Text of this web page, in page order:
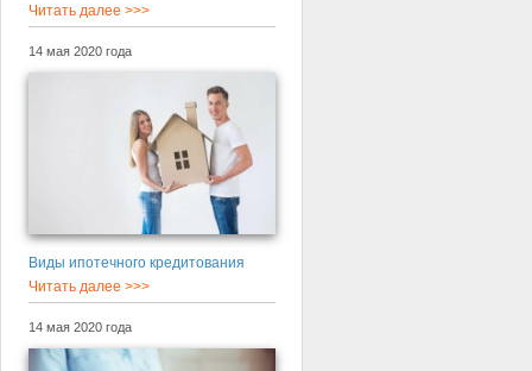
Читать далее >>>
14 мая 2020 года
Виды ипотечного кредитования
Читать далее >>>
14 мая 2020 года